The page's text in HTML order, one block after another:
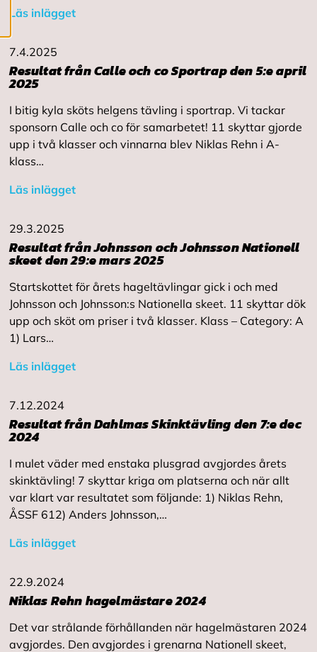
Läs inlägget
7.4.2025
Resultat från Calle och co Sportrap den 5:e april
2025
I bitig kyla sköts helgens tävling i sportrap. Vi tackar
sponsorn Calle och co för samarbetet! 11 skyttar gjorde
upp i två klasser och vinnarna blev Niklas Rehn i A-
klass…
Läs inlägget
29.3.2025
Resultat från Johnsson och Johnsson Nationell
skeet den 29:e mars 2025
Startskottet för årets hageltävlingar gick i och med
Johnsson och Johnsson:s Nationella skeet. 11 skyttar dök
upp och sköt om priser i två klasser. Klass – Category: A
1) Lars…
Läs inlägget
7.12.2024
Resultat från Dahlmas Skinktävling den 7:e dec
2024
I mulet väder med enstaka plusgrad avgjordes årets
skinktävling! 7 skyttar kriga om platserna och när allt
var klart var resultatet som följande: 1) Niklas Rehn,
ÅSSF 612) Anders Johnsson,…
Läs inlägget
22.9.2024
Niklas Rehn hagelmästare 2024
Det var strålande förhållanden när hagelmästaren 2024
avgjordes. Den avgjordes i grenarna Nationell skeet,